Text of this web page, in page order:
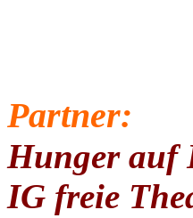
Partner:
Hunger auf
IG freie